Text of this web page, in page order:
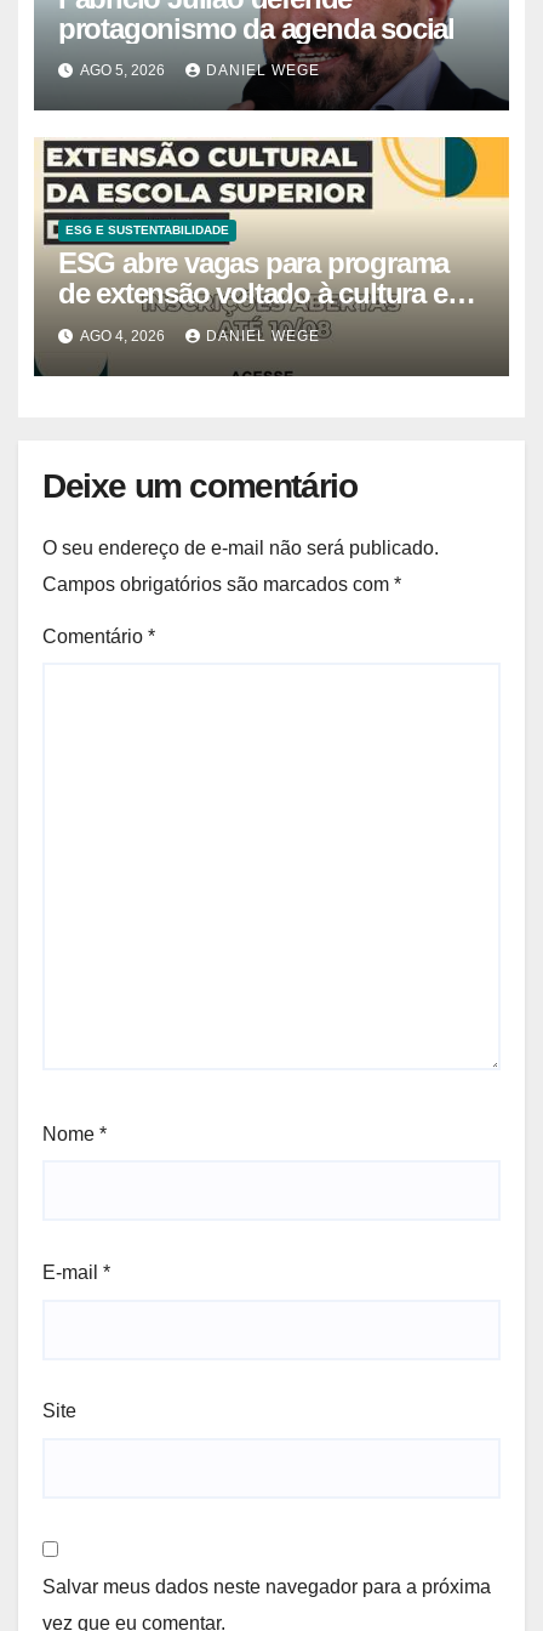
protagonismo da agenda social
AGO 5, 2026 DANIEL WEGE
ESG E SUSTENTABILIDADE
ESG abre vagas para programa
de extensão voltado à cultura e
estudos estratégicos
AGO 4, 2026 DANIEL WEGE
Deixe um comentário
O seu endereço de e-mail não será publicado.
Campos obrigatórios são marcados com *
Comentário *
Nome *
E-mail *
Site
Salvar meus dados neste navegador para a próxima
vez que eu comentar.